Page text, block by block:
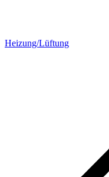
Heizung/Lüftung